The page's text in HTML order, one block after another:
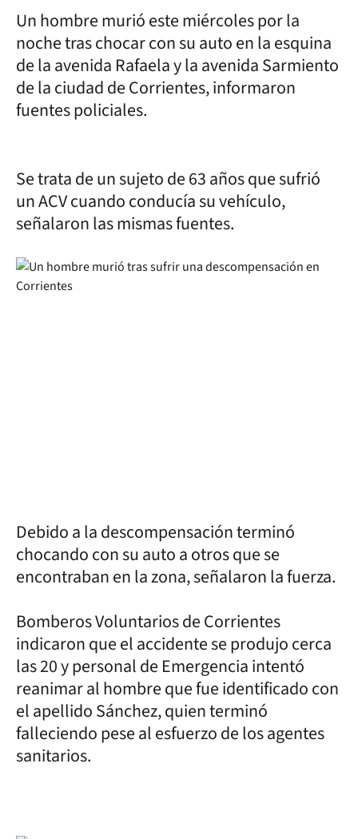
Un hombre murió este miércoles por la
noche tras chocar con su auto en la esquina
de la avenida Rafaela y la avenida Sarmiento
de la ciudad de Corrientes, informaron
fuentes policiales.
Se trata de un sujeto de 63 años que sufrió
un ACV cuando conducía su vehículo,
señalaron las mismas fuentes.
Debido a la descompensación terminó
chocando con su auto a otros que se
encontraban en la zona, señalaron la fuerza.
Bomberos Voluntarios de Corrientes
indicaron que el accidente se produjo cerca
las 20 y personal de Emergencia intentó
reanimar al hombre que fue identificado con
el apellido Sánchez, quien terminó
falleciendo pese al esfuerzo de los agentes
sanitarios.